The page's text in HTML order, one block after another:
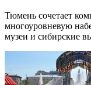
Тюмень сочетает
многоуровневую
музеи и сибирские